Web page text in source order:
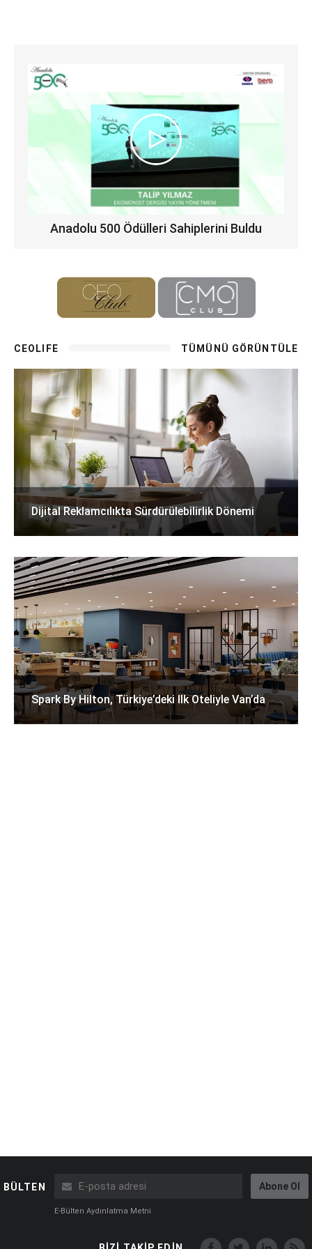
Anadolu 500 Ödülleri Sahiplerini Buldu
CEOLIFE TÜMÜNÜ GÖRÜNTÜLE
Dijital Reklamcılıkta Sürdürülebilirlik Dönemi
Spark By Hilton, Türkiye’deki Ilk Oteliyle Van’da
BÜLTEN Abone Ol
E-Bülten Aydınlatma Metni